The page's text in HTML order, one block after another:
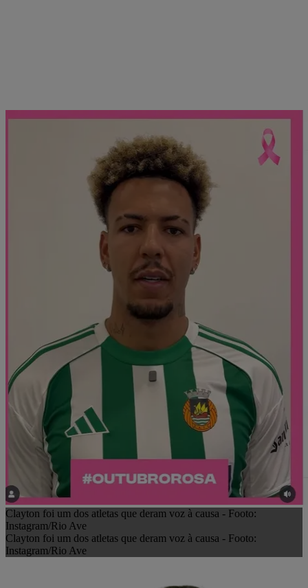
Clayton foi um dos atletas que deram voz à causa - Footo:
Instagram/Rio Ave
Clayton foi um dos atletas que deram voz à causa - Footo:
Instagram/Rio Ave